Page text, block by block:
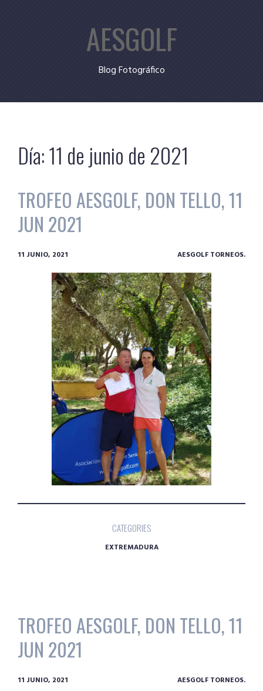
AESGOLF
Blog Fotográfico
Día:11 de junio de 2021
TROFEO AESGOLF, DON TELLO, 11
JUN 2021
11 JUNIO, 2021 AESGOLF TORNEOS.
CATEGORIES
EXTREMADURA
TROFEO AESGOLF, DON TELLO, 11
JUN 2021
11 JUNIO, 2021 AESGOLF TORNEOS.